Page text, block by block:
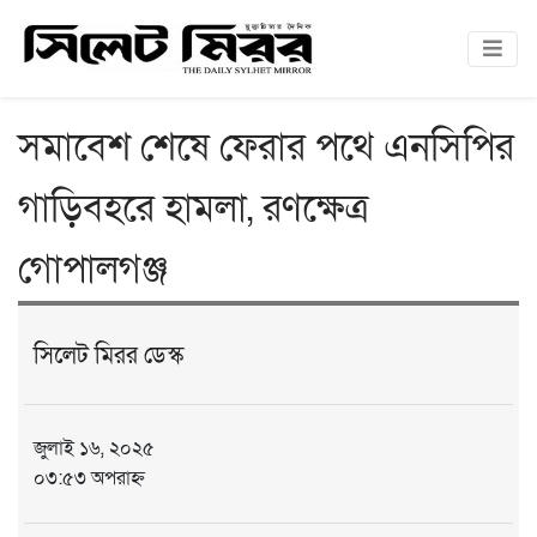
সমাবেশ শেষে ফেরার পথে এনসিপির
গাড়িবহরে হামলা, রণক্ষেত্র
গোপালগঞ্জ
সিলেট মিরর ডেস্ক
জুলাই ১৬, ২০২৫
০৩:৫৩ অপরাহ্ন